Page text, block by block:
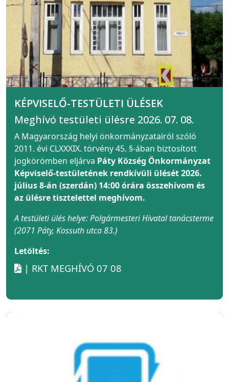
KÉPVISELŐ-TESTÜLETI ÜLÉSEK
Meghívó testületi ülésre 2026. 07. 08.
A Magyarország helyi önkormányzatairól szóló
2011. évi CLXXXIX. törvény 45. §-ában biztosított
jogkörömben eljárva Páty Község Önkormányzat
Képviselő-testületének rendkívüli ülését 2026.
július 8-án (szerdán) 14:00 órára összehívom és
az ülésre tisztelettel meghívom.
A testületi ülés helye: Polgármesteri Hivatal tanácsterme
(2071 Páty, Kossuth utca 83.)
Letöltés:
| RKT MEGHÍVÓ 07 08